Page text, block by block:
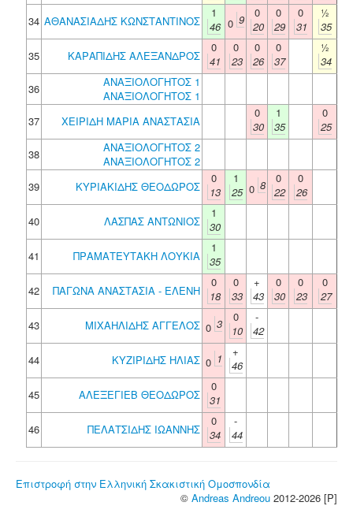
34 ΑΘΑΝΑΣΙΑΔΗΣ ΚΩΝΣΤΑΝΤΙΝΟΣ
1
46 0 9
0
20
0
29
0
31
½
35
35
ΚΑΡΑΠΙΔΗΣ ΑΛΕΞΑΝΔΡΟΣ
0
41
0
23
0
26
0
37
½
34
36
ΑΝΑΞΙΟΛΟΓΗΤΟΣ 1
ΑΝΑΞΙΟΛΟΓΗΤΟΣ 1
37
ΧΕΙΡΙΔΗ ΜΑΡΙΑ ΑΝΑΣΤΑΣΙΑ
0
30
1
35
0
25
38
ΑΝΑΞΙΟΛΟΓΗΤΟΣ 2
ΑΝΑΞΙΟΛΟΓΗΤΟΣ 2
39
ΚΥΡΙΑΚΙΔΗΣ ΘΕΟΔΩΡΟΣ
0
13
1
25 0 8
0
22
0
26
40
ΛΑΣΠΑΣ ΑΝΤΩΝΙΟΣ
1
30
41
ΠΡΑΜΑΤΕΥΤΑΚΗ ΛΟΥΚΙΑ
1
35
42
ΠΑΓΩΝΑ ΑΝΑΣΤΑΣΙΑ - ΕΛΕΝΗ
0
18
0
33
+
43
0
30
0
23
0
27
43
ΜΙΧΑΗΛΙΔΗΣ ΑΓΓΕΛΟΣ 0 3
0
10
-
42
44
ΚΥΖΙΡΙΔΗΣ ΗΛΙΑΣ 0 1
+
46
45
ΑΛΕΞΕΓΙΕΒ ΘΕΟΔΩΡΟΣ
0
31
46
ΠΕΛΑΤΣΙΔΗΣ ΙΩΑΝΝΗΣ
0
34
-
44
Επιστροφή στην Ελληνική Σκακιστική Ομοσπονδία
© Andreas Andreou 2012-2026 [P]